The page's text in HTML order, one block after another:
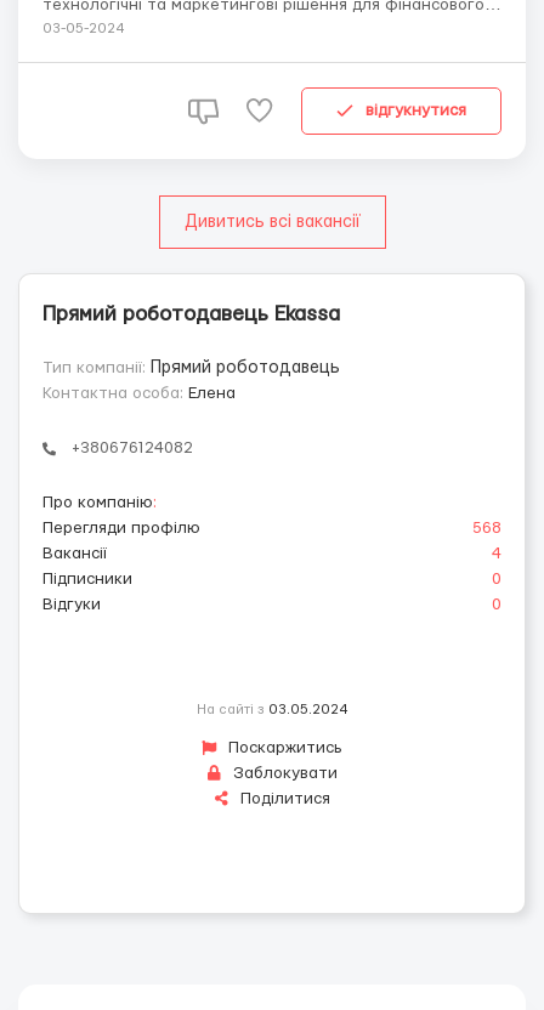
технологічні та маркетингові рішення для фінансового
сектору.Місія компанії – підвищити фінансову
розвитком запрошуємо до своєї команди Email-
03-05-2024
відгукнутися
Дивитись всі вакансії
Прямий роботодавець Ekassa
Тип компанії:
Прямий роботодавець
Контактна особа: Елена
+380676124082
Про компанію:
Перегляди профілю
568
Вакансії
4
Підписники
0
Відгуки
0
На сайті з 03.05.2024
Поскаржитись
Заблокувати
Поділитися